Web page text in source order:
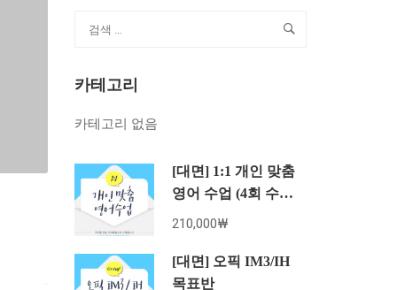
카테고리
카테고리 없음
[대면] 1:1 개인 맞춤
영어 수업 (4회 수강
권)
210,000₩
[대면] 오픽 IM3/IH
목표반